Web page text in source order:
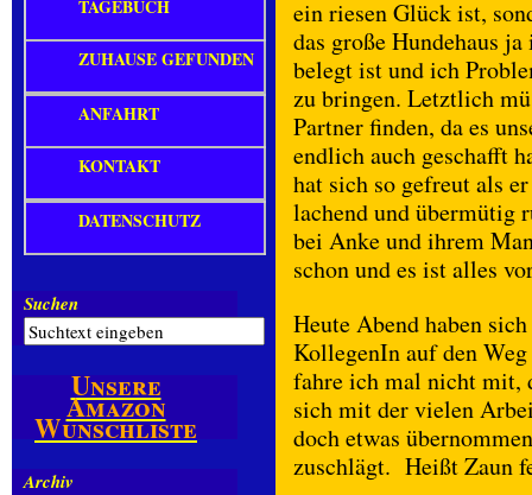
ein riesen Glück ist,
das große Hundehaus
belegt ist und ich
zu bringen. Letztlich
Partner finden, da es
endlich auch geschafft
hat sich so gefreut als
lachend und übermütig
bei Anke und ihrem
schon und es ist alles
Heute Abend haben
KollegenIn auf den
fahre ich mal nicht mit,
sich mit der vielen
doch etwas
zuschlägt. Heißt Zaun
TAGEBUCH
ZUHAUSE GEFUNDEN
ANFAHRT
KONTAKT
DATENSCHUTZ
Suchen
Unsere
Amazon
Wunschliste
Archiv